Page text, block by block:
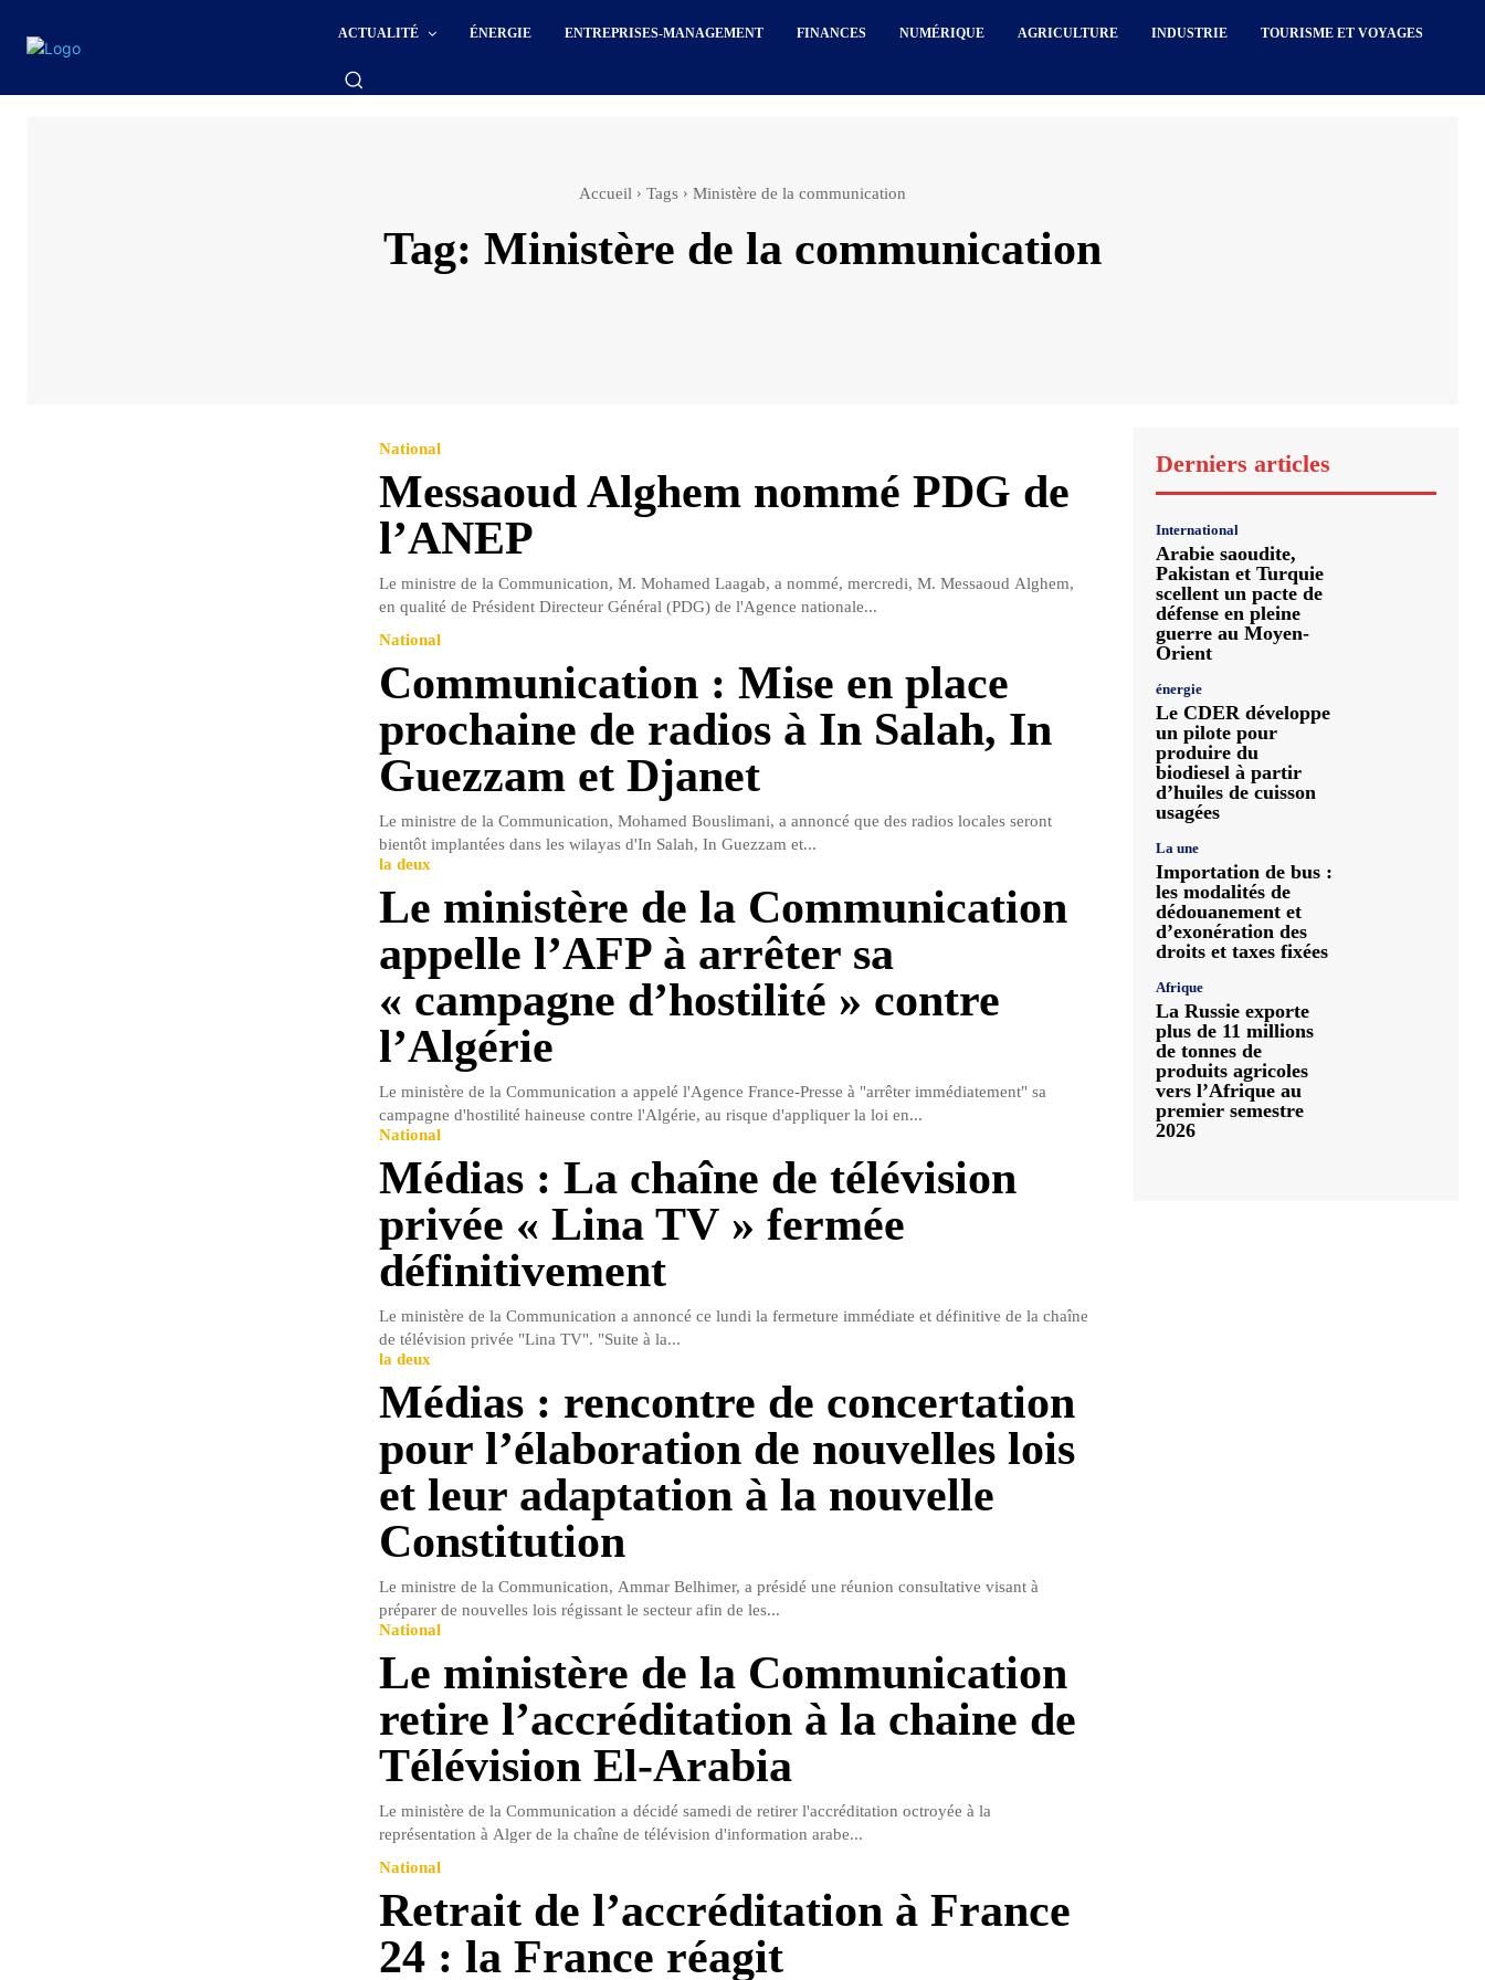
ACTUALITÉ ÉNERGIE ENTREPRISES-MANAGEMENT FINANCES NUMÉRIQUE AGRICULTURE INDUSTRIE TOURISME ET VOYAGES
Accueil Tags Ministère de la communication
Tag: Ministère de la communication
National
Messaoud Alghem nommé PDG de
l’ANEP
Le ministre de la Communication, M. Mohamed Laagab, a nommé, mercredi, M. Messaoud Alghem,
en qualité de Président Directeur Général (PDG) de l'Agence nationale...
National
Communication : Mise en place
prochaine de radios à In Salah, In
Guezzam et Djanet
Le ministre de la Communication, Mohamed Bouslimani, a annoncé que des radios locales seront
bientôt implantées dans les wilayas d'In Salah, In Guezzam et...
la deux
Le ministère de la Communication
appelle l’AFP à arrêter sa
« campagne d’hostilité » contre
l’Algérie
Le ministère de la Communication a appelé l'Agence France-Presse à "arrêter immédiatement" sa
campagne d'hostilité haineuse contre l'Algérie, au risque d'appliquer la loi en...
National
Médias : La chaîne de télévision
privée « Lina TV » fermée
définitivement
Le ministère de la Communication a annoncé ce lundi la fermeture immédiate et définitive de la chaîne
de télévision privée "Lina TV". "Suite à la...
la deux
Médias : rencontre de concertation
pour l’élaboration de nouvelles lois
et leur adaptation à la nouvelle
Constitution
Le ministre de la Communication, Ammar Belhimer, a présidé une réunion consultative visant à
préparer de nouvelles lois régissant le secteur afin de les...
National
Le ministère de la Communication
retire l’accréditation à la chaine de
Télévision El-Arabia
Le ministère de la Communication a décidé samedi de retirer l'accréditation octroyée à la
représentation à Alger de la chaîne de télévision d'information arabe...
National
Retrait de l’accréditation à France
24 : la France réagit
Derniers articles
International
Arabie saoudite,
Pakistan et Turquie
scellent un pacte de
défense en pleine
guerre au Moyen-
Orient
énergie
Le CDER développe
un pilote pour
produire du
biodiesel à partir
d’huiles de cuisson
usagées
La une
Importation de bus :
les modalités de
dédouanement et
d’exonération des
droits et taxes fixées
Afrique
La Russie exporte
plus de 11 millions
de tonnes de
produits agricoles
vers l’Afrique au
premier semestre
2026